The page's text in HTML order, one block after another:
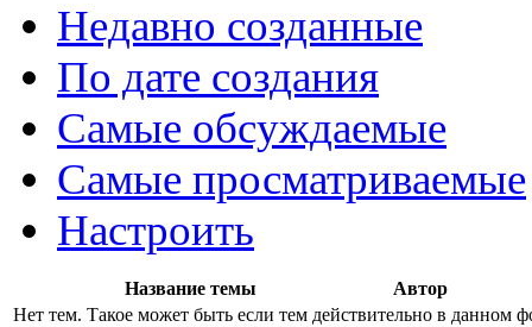
Недавно созданные
По дате создания
Самые обсуждаемые
Самые просматриваемые
Настроить
Название темы
Автор
Нет тем. Такое может быть если тем действительно в данном